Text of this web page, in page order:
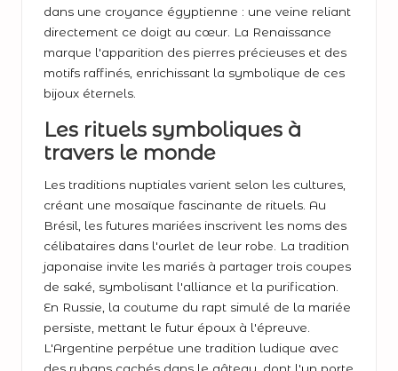
dans une croyance égyptienne : une veine reliant
directement ce doigt au cœur. La Renaissance
marque l'apparition des pierres précieuses et des
motifs raffinés, enrichissant la symbolique de ces
bijoux éternels.
Les rituels symboliques à
travers le monde
Les traditions nuptiales varient selon les cultures,
créant une mosaïque fascinante de rituels. Au
Brésil, les futures mariées inscrivent les noms des
célibataires dans l'ourlet de leur robe. La tradition
japonaise invite les mariés à partager trois coupes
de saké, symbolisant l'alliance et la purification.
En Russie, la coutume du rapt simulé de la mariée
persiste, mettant le futur époux à l'épreuve.
L'Argentine perpétue une tradition ludique avec